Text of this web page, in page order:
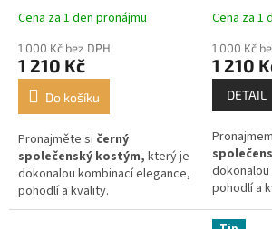
Cena za 1 den pronájmu
1 000 Kč bez DPH
1 210 Kč
Do košíku
Pronajměte si černý
společenský kostým, který je
dokonalou kombinací elegance,
pohodlí a kvality.
Cena za 1
1 000 Kč
1 210
DETAIL
pohodlí a